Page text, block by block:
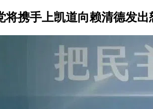
将携手上凯道向赖清德发出